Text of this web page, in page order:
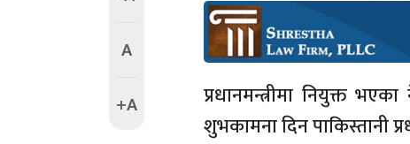
A
+A
प्रधानमन्त्रीमा नियुक्त
शुभकामना दिन पाकिस्तानी